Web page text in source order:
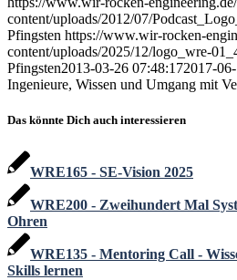
content/uploads/2012/07/
Pfingsten https://www.wir-rocken-
content/uploads/2025/12/logo_wre-
Pfingsten2013-03-26 07:48:172017-
Ingenieure, Wissen und Umgang mit
Das könnte Dich auch interessieren
WRE165 - SE-Vision 2025
WRE200 - Zweihundert Mal
Ohren
WRE135 - Mentoring Call -
Skills lernen